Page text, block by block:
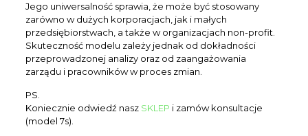
Jego uniwersalność sprawia, że może być stosowany
zarówno w dużych korporacjach, jak i małych
przedsiębiorstwach, a także w organizacjach non-profit.
Skuteczność modelu zależy jednak od dokładności
przeprowadzonej analizy oraz od zaangażowania
zarządu i pracowników w proces zmian.
PS.
Koniecznie odwiedź nasz SKLEP i zamów konsultacje
(model 7s).